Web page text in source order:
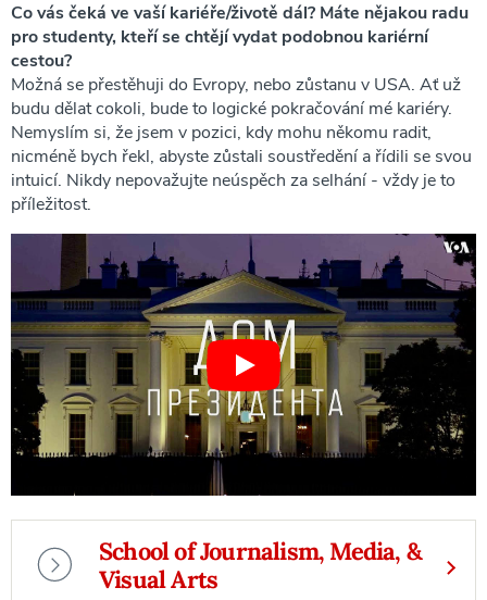
Co vás čeká ve vaší kariéře/životě dál? Máte nějakou radu
pro studenty, kteří se chtějí vydat podobnou kariérní
cestou?
Možná se přestěhuji do Evropy, nebo zůstanu v USA. Ať už
budu dělat cokoli, bude to logické pokračování mé kariéry.
Nemyslím si, že jsem v pozici, kdy mohu někomu radit,
nicméně bych řekl, abyste zůstali soustředění a řídili se svou
intuicí. Nikdy nepovažujte neúspěch za selhání - vždy je to
příležitost.
School of Journalism, Media, &
Visual Arts